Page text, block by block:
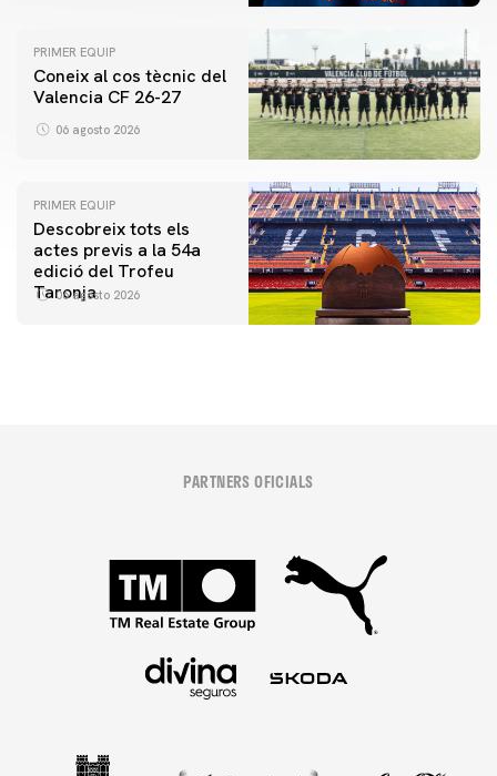
PRIMER EQUIP
Coneix al cos tècnic del
Valencia CF 26-27
06 agosto 2026
PRIMER EQUIP
Descobreix tots els
actes previs a la 54a
edició del Trofeu
Taronja
06 agosto 2026
PARTNERS OFICIALS